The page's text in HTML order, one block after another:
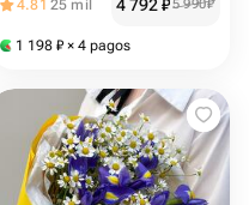
4.81 25 mil 4 792₽5 990₽
1 198 ₽ × 4 pagos